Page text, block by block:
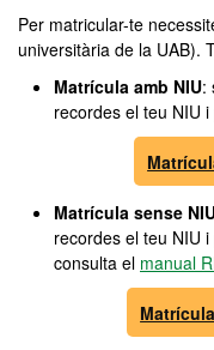
Per matricular-te
universitària de la UAB).
Matrícula amb NIU:
recordes el teu NIU
Matrícula sense
recordes el teu NIU
consulta el manual